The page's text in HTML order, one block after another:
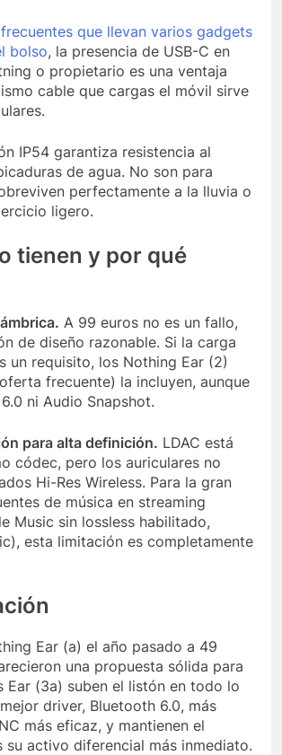
que llevan varios gadgets
bolso, la presencia de USB-C en
o propietario es una ventaja
cable que cargas el móvil sirve
IP54 garantiza resistencia al
de agua. No son para
perfectamente a la lluvia o
ligero.
tienen y por qué
A 99 euros no es un fallo,
de diseño razonable. Si la carga
un requisito, los Nothing Ear (2)
frecuente) la incluyen, aunque
ni Audio Snapshot.
para alta definición. LDAC está
códec, pero los auriculares no
Hi-Res Wireless. Para la gran
de música en streaming
Music sin lossless habilitado,
esta limitación es completamente
Ear (a) el año pasado a 49
una propuesta sólida para
Ear (3a) suben el listón en todo lo
driver, Bluetooth 6.0, más
más eficaz, y mantienen el
su activo diferencial más inmediato.